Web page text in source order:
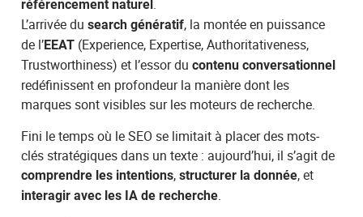
référencement naturel.
L’arrivée dusearch génératif, la montée en puissance
de l’EEAT (Experience, Expertise, Authoritativeness,
Trustworthiness) et l’essor ducontenu conversationnel
redéfinissent en profondeur la manière dont les
marques sont visibles sur les moteurs de recherche.
Fini le temps où le SEO se limitait à placer des mots-
clés stratégiques dans un texte : aujourd’hui, il s’agit de
comprendre les intentions,structurer la donnée, et
interagir avec les IA de recherche.